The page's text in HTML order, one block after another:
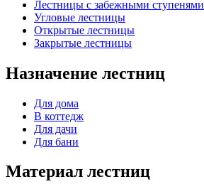
Лестницы с забежными ступенями
Угловые лестницы
Открытые лестницы
Закрытые лестницы
Назначение лестниц
Для дома
В коттедж
Для дачи
Для бани
Материал лестниц